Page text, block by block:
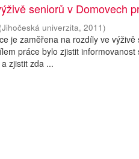
seniorů v Domovech
(Jihočeská univerzita,2011)
je zaměřena na rozdíly ve
práce bylo zjistit
zjistit zda ...